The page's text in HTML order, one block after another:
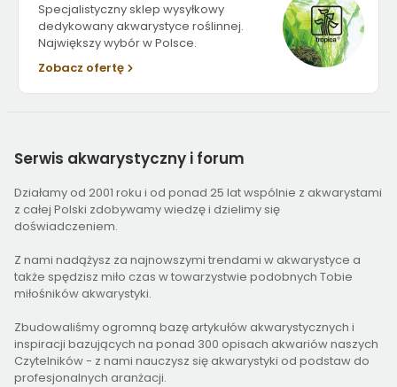
Specjalistyczny sklep wysyłkowy
dedykowany akwarystyce roślinnej.
Największy wybór w Polsce.
Zobacz ofertę
Serwis akwarystyczny i forum
Działamy od 2001 roku i od ponad 25 lat wspólnie z akwarystami
z całej Polski zdobywamy wiedzę i dzielimy się
doświadczeniem.
Z nami nadążysz za najnowszymi trendami w akwarystyce a
także spędzisz miło czas w towarzystwie podobnych Tobie
miłośników akwarystyki.
Zbudowaliśmy ogromną bazę artykułów akwarystycznych i
inspiracji bazujących na ponad 300 opisach akwariów naszych
Czytelników - z nami nauczysz się akwarystyki od podstaw do
profesjonalnych aranżacji.